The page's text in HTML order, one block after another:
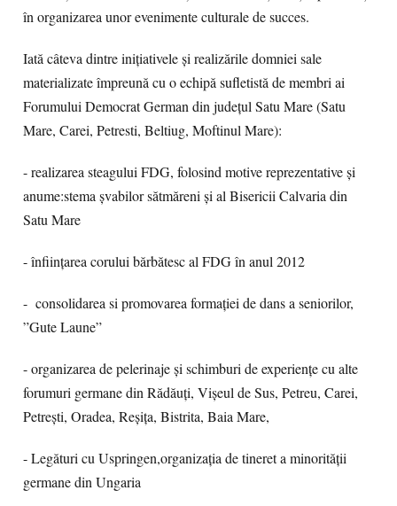
în organizarea unor evenimente culturale de succes.
Iată câteva dintre inițiativele și realizările domniei sale
materializate împreună cu o echipă sufletistă de membri ai
Forumului Democrat German din județul Satu Mare (Satu
Mare, Carei, Petresti, Beltiug, Moftinul Mare):
- realizarea steagului FDG, folosind motive reprezentative și
anume:stema șvabilor sătmăreni și al Bisericii Calvaria din
Satu Mare
- înființarea corului bărbătesc al FDG în anul 2012
- consolidarea si promovarea formației de dans a seniorilor,
”Gute Laune”
- organizarea de pelerinaje și schimburi de experiențe cu alte
forumuri germane din Rădăuți, Vișeul de Sus, Petreu, Carei,
Petrești, Oradea, Reșița, Bistrita, Baia Mare,
- Legături cu Uspringen,organizația de tineret a minorității
germane din Ungaria